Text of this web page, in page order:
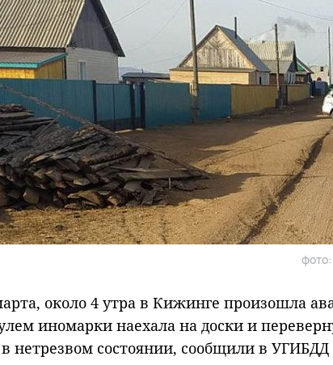
около 4 утра в Кижинге произошла
иномарки наехала на доски и
нетрезвом состоянии, сообщили в УГИБДД